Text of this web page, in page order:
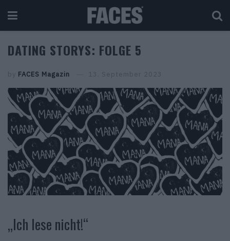
DATING STORYS: FOLGE 5
by FACES Magazin 13. September 2023
„Ich lese nicht!“